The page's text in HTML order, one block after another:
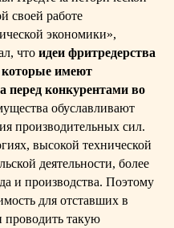
своей работе
экономики»,
что идеи фритредерства
имеют
перед конкурентами во
обуславливают
производительных сил.
высокой технической
деятельности, более
и производства. Поэтому
для отставших в
проводить такую